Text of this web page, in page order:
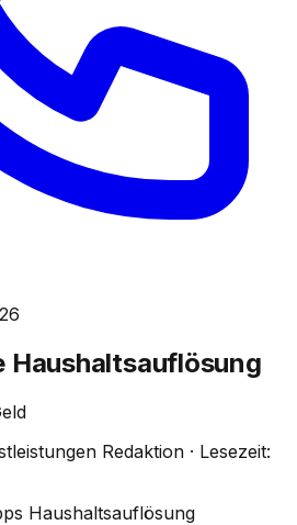
Haushaltsauflösung
Redaktion · Lesezeit:
Haushaltsauflösung